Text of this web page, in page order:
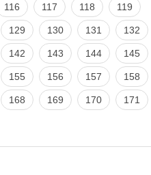
116 117 118 119
129 130 131 132
142 143 144 145
155 156 157 158
168 169 170 171